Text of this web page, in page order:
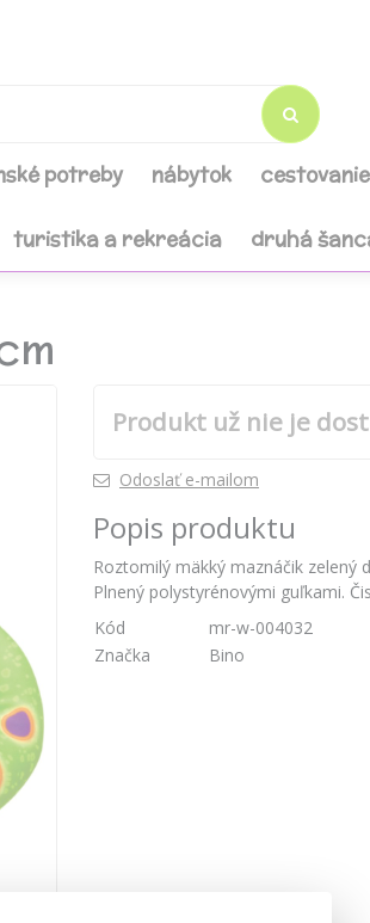
potreby nábytok cestovanie
turistika a rekreácia druhá
Produkt už nie je
Odoslať e-mailom
Popis produktu
Roztomilý mäkký maznáčik zelený
Plnený polystyrénovými guľkami.
Kód
mr-w-004032
Značka
Bino